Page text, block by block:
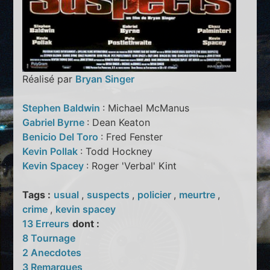
Réalisé par Bryan Singer
Stephen Baldwin : Michael McManus
Gabriel Byrne : Dean Keaton
Benicio Del Toro : Fred Fenster
Kevin Pollak : Todd Hockney
Kevin Spacey : Roger 'Verbal' Kint
Tags : usual , suspects , policier , meurtre ,
crime , kevin spacey
13 Erreurs dont :
8 Tournage
2 Anecdotes
3 Remarques